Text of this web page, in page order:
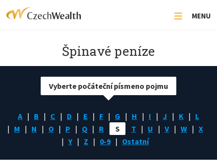
MENU
Špinavé peníze
A B C D E F G H I J K
L
M
N O P Q R S T U V W
X
Y
Z 0-9 Ostatní
Vyberte počáteční písmeno pojmu